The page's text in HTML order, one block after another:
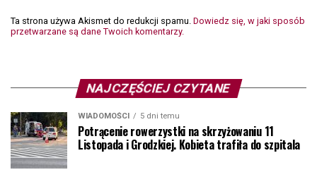
Ta strona używa Akismet do redukcji spamu. Dowiedz się, w jaki sposób
przetwarzane są dane Twoich komentarzy.
NAJCZĘŚCIEJ CZYTANE
WIADOMOŚCI 5 dni temu
Potrącenie rowerzystki na skrzyżowaniu 11
Listopada i Grodzkiej. Kobieta trafiła do szpitala